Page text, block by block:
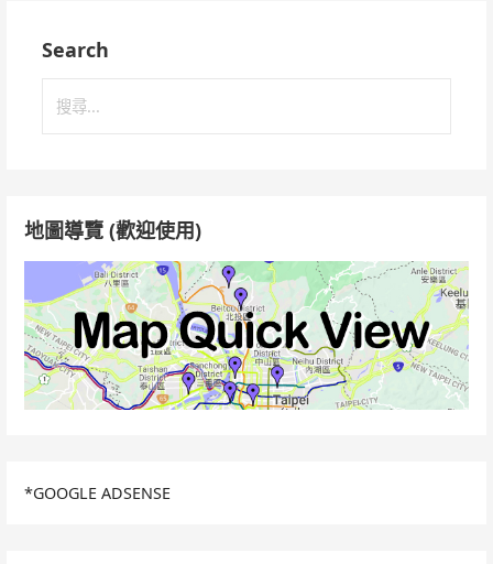
Search
地圖導覽 (歡迎使用)
*GOOGLE ADSENSE